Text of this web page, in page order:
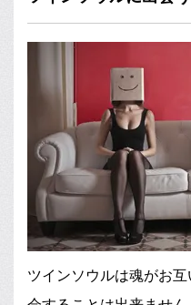
ツインソウルは魂がお